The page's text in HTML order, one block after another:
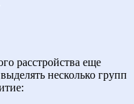
расстройства еще
несколько групп